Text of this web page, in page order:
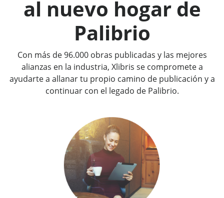
al nuevo hogar de
Palibrio
Con más de 96.000 obras publicadas y las mejores
alianzas en la industria, Xlibris se compromete a
ayudarte a allanar tu propio camino de publicación y a
continuar con el legado de Palibrio.